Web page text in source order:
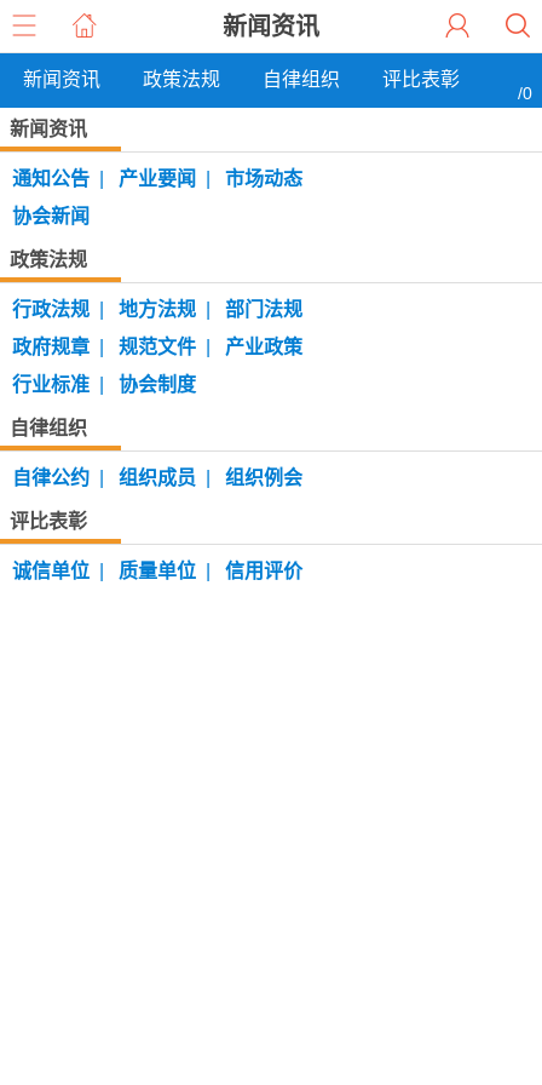
新闻资讯
新闻资讯 政策法规 自律组织 评比表彰
/0
新闻资讯
通知公告 产业要闻
市场动态
协会新闻
政策法规
行政法规 地方法规
部门法规
政府规章
规范文件
产业政策
行业标准
协会制度
自律组织
自律公约 组织成员 组织例会
评比表彰
诚信单位 质量单位 信用评价